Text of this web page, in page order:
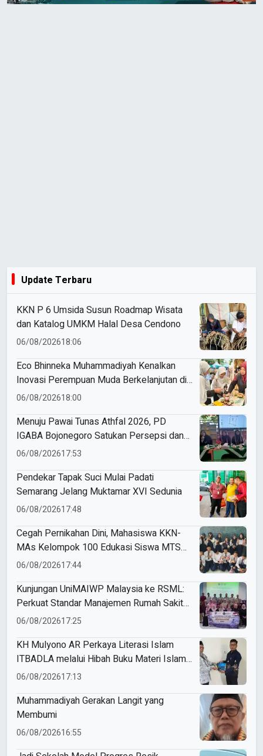
Update Terbaru
KKN P 6 Umsida Susun Roadmap Wisata
dan Katalog UMKM Halal Desa Cendono
06/08/202618:06
Eco Bhinneka Muhammadiyah Kenalkan
Inovasi Perempuan Muda Berkelanjutan di
Muktamar Nasyiatul Aisyiyah
06/08/202618:00
Menuju Pawai Tunas Athfal 2026, PD
IGABA Bojonegoro Satukan Persepsi dan
Utamakan Keselamatan Anak
06/08/202617:53
Pendekar Tapak Suci Mulai Padati
Semarang Jelang Muktamar XVI Sedunia
06/08/202617:48
Cegah Pernikahan Dini, Mahasiswa KKN-
MAs Kelompok 100 Edukasi Siswa MTS
Miftahul Ulum Tawangsari
06/08/202617:44
Kunjungan UniMAIWP Malaysia ke RSML:
Perkuat Standar Manajemen Rumah Sakit
Syariah
06/08/202617:25
KH Mulyono AR Perkaya Literasi Islam
ITBADLA melalui Hibah Buku Materi Islam
5 Jilid
06/08/202617:13
Muhammadiyah Gerakan Langit yang
Membumi
06/08/202616:55